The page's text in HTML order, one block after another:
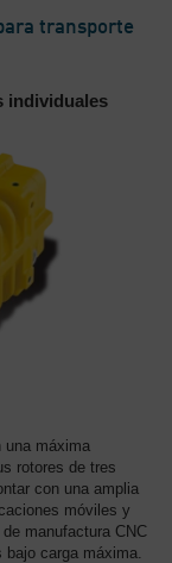
transporte
individuales
una máxima
rotores de tres
con una amplia
móviles y
manufactura CNC
carga máxima.